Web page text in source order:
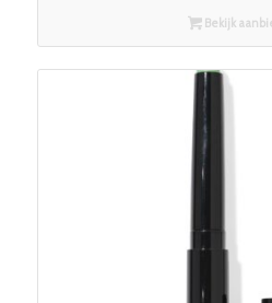
Bekijk